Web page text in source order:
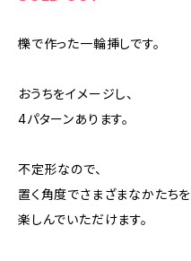
櫟で作った一輪挿しです。
おうちをイメージし、
4パターンあります。
不定形なので、
置く角度でさまざまなかたちを
楽しんでいただけます。